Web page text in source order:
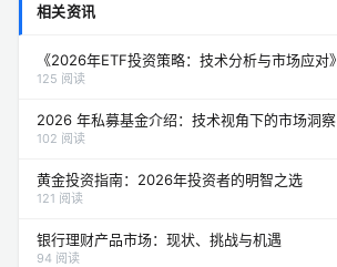
相关资讯
《2026年ETF投资策略：技术分析与市场应对》
125 阅读
2026 年私募基金介绍：技术视角下的市场洞察
102 阅读
黄金投资指南：2026年投资者的明智之选
121 阅读
银行理财产品市场：现状、挑战与机遇
94 阅读